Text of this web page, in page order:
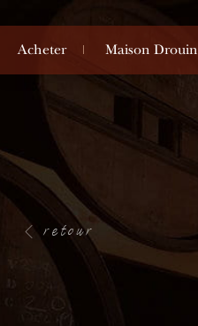
Acheter Maison Drouin
retour